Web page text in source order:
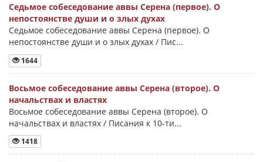
Седьмое собеседование аввы Серена (первое). О
непостоянстве души и о злых духах
Седьмое собеседование аввы Серена (первое). О
непостоянстве души и о злых духах / Пис...
1644
Восьмое собеседование аввы Серена (второе). О
начальствах и властях
Восьмое собеседование аввы Серена (второе). О
начальствах и властях / Писания к 10-ти...
1418